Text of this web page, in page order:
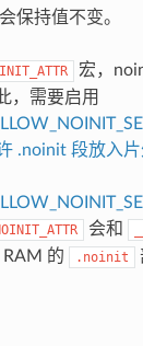
保持值不变。
宏，
，需要启用
.noinit 段放入
会和
的
.noinit